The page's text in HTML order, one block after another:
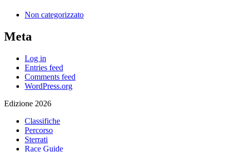
Non categorizzato
Meta
Log in
Entries feed
Comments feed
WordPress.org
Edizione 2026
Classifiche
Percorso
Sterrati
Race Guide